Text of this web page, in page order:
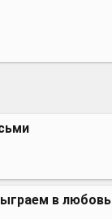
в любовь